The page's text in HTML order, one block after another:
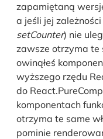
zapamiętaną
a jeśli jej
setCounter) nie
zawsze otrzyma te
owinąłeś
wyższego rzędu
do
komponentach
otrzyma te same
pominie